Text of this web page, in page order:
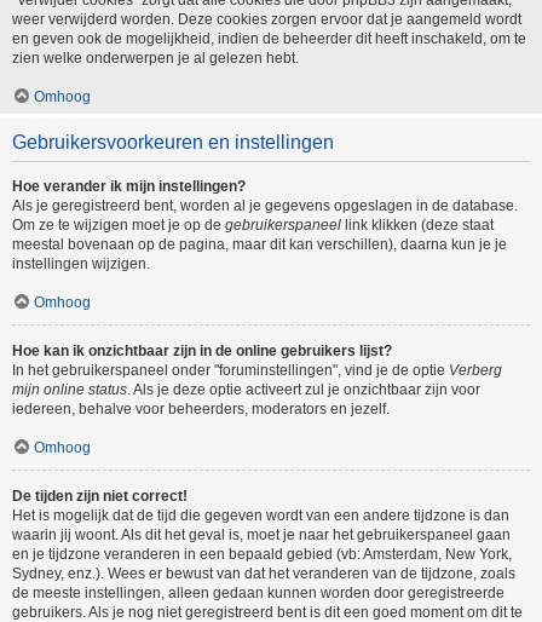
weer verwijderd worden. Deze cookies zorgen ervoor dat je aangemeld wordt
en geven ook de mogelijkheid, indien de beheerder dit heeft inschakeld, om te
zien welke onderwerpen je al gelezen hebt.
Omhoog
Gebruikersvoorkeuren en instellingen
Hoe verander ik mijn instellingen?
Als je geregistreerd bent, worden al je gegevens opgeslagen in de database.
Om ze te wijzigen moet je op de gebruikerspaneel link klikken (deze staat
meestal bovenaan op de pagina, maar dit kan verschillen), daarna kun je je
instellingen wijzigen.
Omhoog
Hoe kan ik onzichtbaar zijn in de online gebruikers lijst?
In het gebruikerspaneel onder "foruminstellingen", vind je de optie Verberg
mijn online status. Als je deze optie activeert zul je onzichtbaar zijn voor
iedereen, behalve voor beheerders, moderators en jezelf.
Omhoog
De tijden zijn niet correct!
Het is mogelijk dat de tijd die gegeven wordt van een andere tijdzone is dan
waarin jij woont. Als dit het geval is, moet je naar het gebruikerspaneel gaan
en je tijdzone veranderen in een bepaald gebied (vb: Amsterdam, New York,
Sydney, enz.). Wees er bewust van dat het veranderen van de tijdzone, zoals
de meeste instellingen, alleen gedaan kunnen worden door geregistreerde
gebruikers. Als je nog niet geregistreerd bent is dit een goed moment om dit te